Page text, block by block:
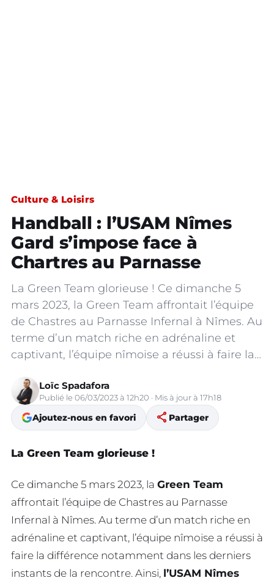
Culture & Loisirs
Handball : l’USAM Nîmes
Gard s’impose face à
Chartres au Parnasse
La Green Team glorieuse ! Ce dimanche 5
mars 2023, la Green Team affrontait l’équipe
de Chastres au Parnasse Infernal à Nîmes. Au
terme d’un match riche en adrénaline et
captivant, l’équipe nîmoise a réussi à faire la…
Loïc Spadafora
Publié le 06/03/2023 à 12h20 · Mis à jour à 17h18
Ajoutez-nous en favori share Partager
La Green Team glorieuse !
Ce dimanche 5 mars 2023, la Green Team
affrontait l’équipe de Chastres au Parnasse
Infernal à Nîmes. Au terme d’un match riche en
adrénaline et captivant, l’équipe nîmoise a réussi à
faire la différence notamment dans les derniers
instants de la rencontre. Ainsi, l’USAM Nîmes